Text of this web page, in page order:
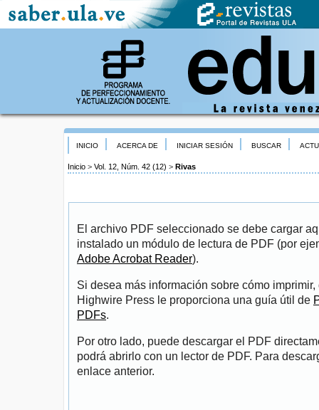
INICIO ACERCA DE INICIAR SESIÓN BUSCAR
Inicio > Vol. 12, Núm. 42 (12) > Rivas
El archivo PDF seleccionado se debe cargar
instalado un módulo de lectura de PDF (por
Adobe Acrobat Reader).
Si desea más información sobre cómo
Highwire Press le proporciona una guía útil de
PDFs.
Por otro lado, puede descargar el PDF
podrá abrirlo con un lector de PDF. Para
enlace anterior.